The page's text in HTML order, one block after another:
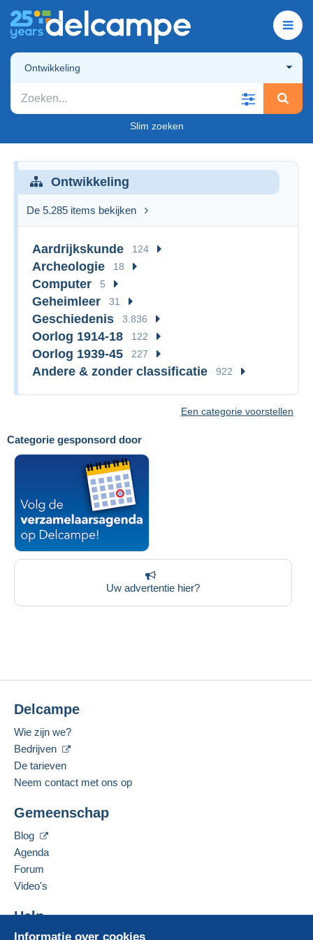
Ontwikkeling
Slim zoeken
Categorie gesponsord door
Uw advertentie hier?
Ontwikkeling
De 5.285 items bekijken
Aardrijkskunde 124
Archeologie 18
Computer 5
Geheimleer 31
Geschiedenis 3.836
Oorlog 1914-18 122
Oorlog 1939-45 227
Andere & zonder classificatie 922
Een categorie voorstellen
Informatie over cookies
Delcampe
Wie zijn we?
Bedrijven
De tarieven
Neem contact met ons op
Gemeenschap
Blog
Agenda
Forum
Video's
Help